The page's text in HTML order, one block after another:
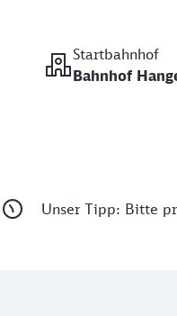
Startbahnhof
Bahnhof
Unser Tipp: Bitte